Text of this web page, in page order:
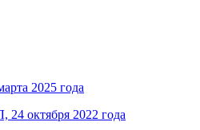
2025 года
октября 2022 года